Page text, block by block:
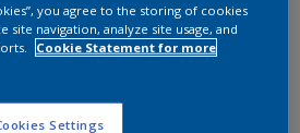
you agree to the storing of cookies
site navigation, analyze site usage, and
Cookie Statement for more
Settings